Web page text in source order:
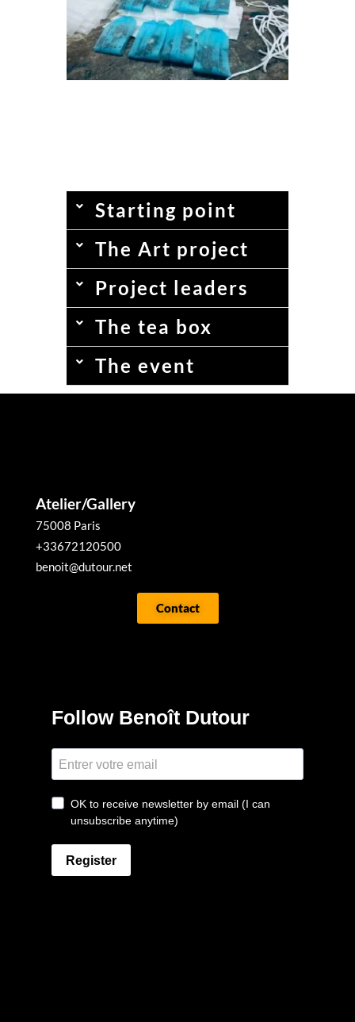
Starting point
The Art project
Project leaders
The tea box
The event
Atelier/Gallery
75008 Paris
+33672120500
benoit@dutour.net
Contact